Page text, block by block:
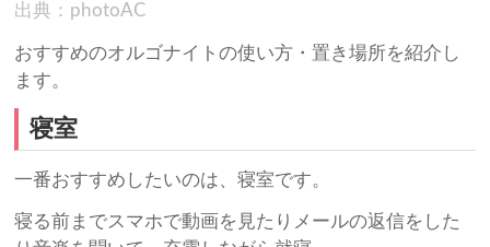
出典：photoAC
おすすめのオルゴナイトの使い方・置き場所を紹介し
ます。
寝室
一番おすすめしたいのは、寝室です。
寝る前までスマホで動画を見たりメールの返信をした